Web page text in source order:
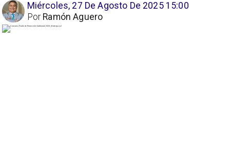
Miércoles, 27 De Agosto De 2025 15:00
Ramón Aguero
Por